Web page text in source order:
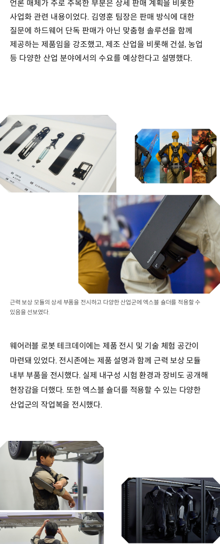
언론 매체가 주로 주목한 부분은 상세 판매 계획을 비롯한
사업화 관련 내용이었다. 김영훈 팀장은 판매 방식에 대한
질문에 하드웨어 단독 판매가 아닌 맞춤형 솔루션을 함께
제공하는 제품임을 강조했고, 제조 산업을 비롯해 건설, 농업
등 다양한 산업 분야에서의 수요를 예상한다고 설명했다.
근력 보상 모듈의 상세 부품을 전시하고 다양한 산업군에 엑스블 숄더를 적용할 수
있음을 선보였다.
웨어러블 로봇 테크데이에는 제품 전시 및 기술 체험 공간이
마련돼 있었다. 전시존에는 제품 설명과 함께 근력 보상 모듈
내부 부품을 전시했다. 실제 내구성 시험 환경과 장비도 공개해
현장감을 더했다. 또한 엑스블 숄더를 적용할 수 있는 다양한
산업군의 작업복을 전시했다.